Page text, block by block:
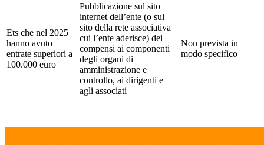
Ets che nel 2025
hanno avuto
entrate superiori a
100.000 euro
Pubblicazione sul sito
internet dell’ente (o sul
sito della rete associativa
cui l’ente aderisce) dei
compensi ai componenti
degli organi di
amministrazione e
controllo, ai dirigenti e
agli associati
Non prevista in
modo specifico